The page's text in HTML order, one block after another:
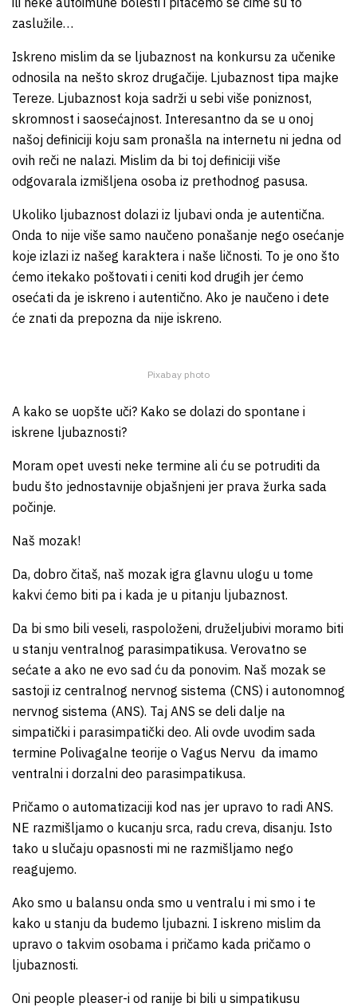
zaslužile…
Iskreno mislim da se ljubaznost na konkursu za učenike
odnosila na nešto skroz drugačije. Ljubaznost tipa majke
Tereze. Ljubaznost koja sadrži u sebi više poniznost,
skromnost i saosećajnost. Interesantno da se u onoj
našoj definiciji koju sam pronašla na internetu ni jedna od
ovih reči ne nalazi. Mislim da bi toj definiciji više
odgovarala izmišljena osoba iz prethodnog pasusa.
Ukoliko ljubaznost dolazi iz ljubavi onda je autentična.
Onda to nije više samo naučeno ponašanje nego osećanje
koje izlazi iz našeg karaktera i naše ličnosti. To je ono što
ćemo itekako poštovati i ceniti kod drugih jer ćemo
osećati da je iskreno i autentično. Ako je naučeno i dete
će znati da prepozna da nije iskreno.
Pixabay photo
A kako se uopšte uči? Kako se dolazi do spontane i
iskrene ljubaznosti?
Moram opet uvesti neke termine ali ću se potruditi da
budu što jednostavnije objašnjeni jer prava žurka sada
počinje.
Naš mozak!
Da, dobro čitaš, naš mozak igra glavnu ulogu u tome
kakvi ćemo biti pa i kada je u pitanju ljubaznost.
Da bi smo bili veseli, raspoloženi, druželjubivi moramo biti
u stanju ventralnog parasimpatikusa. Verovatno se
sećate a ako ne evo sad ću da ponovim. Naš mozak se
sastoji iz centralnog nervnog sistema (CNS) i autonomnog
nervnog sistema (ANS). Taj ANS se deli dalje na
simpatički i parasimpatički deo. Ali ovde uvodim sada
termine Polivagalne teorije o Vagus Nervu da imamo
ventralni i dorzalni deo parasimpatikusa.
Pričamo o automatizaciji kod nas jer upravo to radi ANS.
NE razmišljamo o kucanju srca, radu creva, disanju. Isto
tako u slučaju opasnosti mi ne razmišljamo nego
reagujemo.
Ako smo u balansu onda smo u ventralu i mi smo i te
kako u stanju da budemo ljubazni. I iskreno mislim da
upravo o takvim osobama i pričamo kada pričamo o
ljubaznosti.
Oni people pleaser-i od ranije bi bili u simpatikusu